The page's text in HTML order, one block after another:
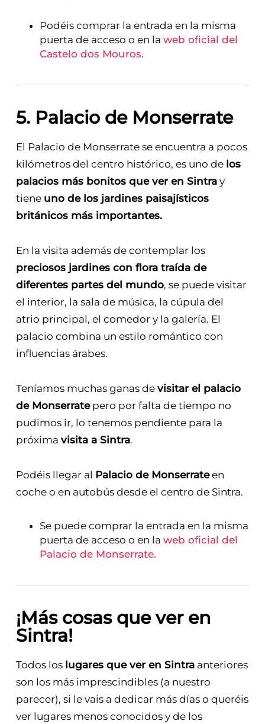
Podéis comprar la entrada en la misma
puerta de acceso o en la web oficial del
Castelo dos Mouros.
5. Palacio de Monserrate
El Palacio de Monserrate se encuentra a pocos
kilómetros del centro histórico, es uno de los
palacios más bonitos que ver en Sintray
tiene uno de los jardines paisajísticos
británicos más importantes.
En la visita además de contemplar los
preciosos jardines con flora traída de
diferentes partes del mundo, se puede visitar
el interior, la sala de música, la cúpula del
atrio principal, el comedor y la galería. El
palacio combina un estilo romántico con
influencias árabes.
Teníamos muchas ganas de visitar el palacio
de Monserratepero por falta de tiempo no
pudimos ir, lo tenemos pendiente para la
próxima visita a Sintra.
Podéis llegar al Palacio de Monserrateen
coche o en autobús desde el centro de Sintra.
Se puede comprar la entrada en la misma
puerta de acceso o en la web oficial del
Palacio de Monserrate.
¡Más cosas que ver en
Sintra!
Todos los lugares que ver en Sintraanteriores
son los más imprescindibles (a nuestro
parecer), si le vais a dedicar más días o queréis
ver lugares menos conocidos y de los